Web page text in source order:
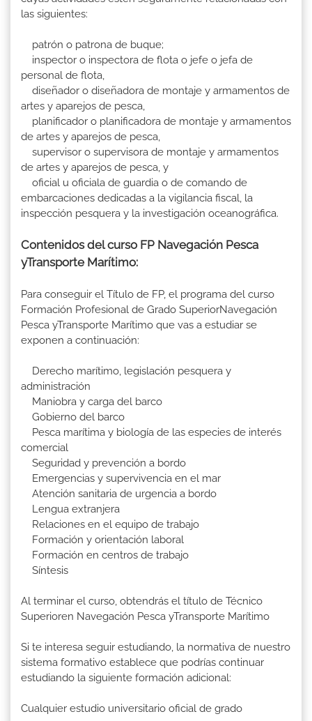
las siguientes:
patrón o patrona de buque;
inspector o inspectora de flota o jefe o jefa de
personal de flota,
diseñador o diseñadora de montaje y armamentos de
artes y aparejos de pesca,
planificador o planificadora de montaje y armamentos
de artes y aparejos de pesca,
supervisor o supervisora de montaje y armamentos
de artes y aparejos de pesca, y
oficial u oficiala de guardia o de comando de
embarcaciones dedicadas a la vigilancia fiscal, la
inspección pesquera y la investigación oceanográfica.
Contenidos del curso FP Navegación Pesca
yTransporte Marítimo:
Para conseguir el Título de FP, el programa del curso
Formación Profesional de Grado SuperiorNavegación
Pesca yTransporte Marítimo que vas a estudiar se
exponen a continuación:
Derecho marítimo, legislación pesquera y
administración
Maniobra y carga del barco
Gobierno del barco
Pesca marítima y biología de las especies de interés
comercial
Seguridad y prevención a bordo
Emergencias y supervivencia en el mar
Atención sanitaria de urgencia a bordo
Lengua extranjera
Relaciones en el equipo de trabajo
Formación y orientación laboral
Formación en centros de trabajo
Síntesis
Al terminar el curso, obtendrás el título de Técnico
Superioren Navegación Pesca yTransporte Marítimo
Si te interesa seguir estudiando, la normativa de nuestro
sistema formativo establece que podrías continuar
estudiando la siguiente formación adicional:
Cualquier estudio universitario oficial de grado